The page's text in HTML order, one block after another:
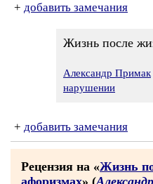
+ добавить замечания
Жизнь после
Александр Примак
нарушении
+ добавить замечания
Рецензия на «Жизнь
афоризмах» (